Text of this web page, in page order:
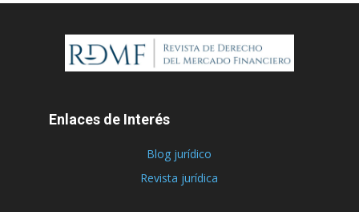
Enlaces de Interés
Blog jurídico
Revista jurídica